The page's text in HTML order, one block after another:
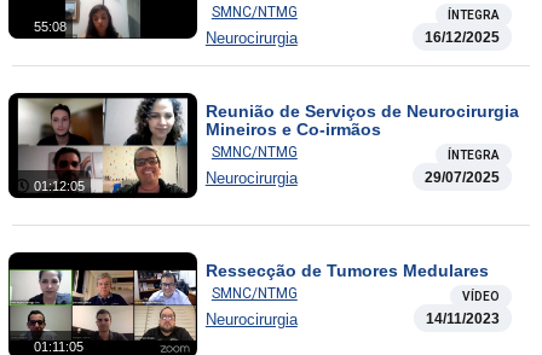
55:08
SMNC/NTMG ÍNTEGRA
Neurocirurgia 16/12/2025
01:12:05
Reunião de Serviços de Neurocirurgia
Mineiros e Co-irmãos
SMNC/NTMG ÍNTEGRA
Neurocirurgia 29/07/2025
01:11:05
Ressecção de Tumores Medulares
SMNC/NTMG VÍDEO
Neurocirurgia 14/11/2023